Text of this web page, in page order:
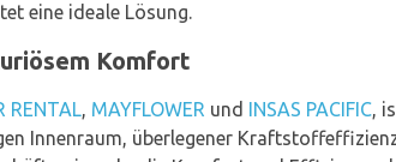
eine ideale Lösung.
Komfort
RENTAL, MAYFLOWER und INSAS PACIFIC,
Innenraum, überlegener